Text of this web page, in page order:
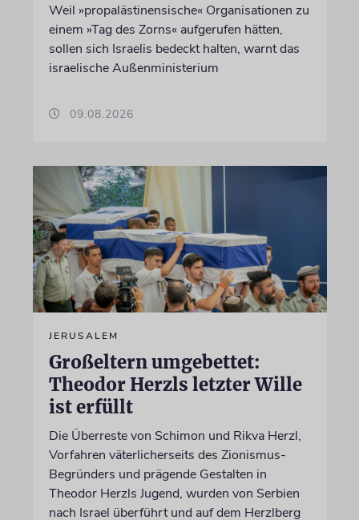
Weil »propalästinensische« Organisationen zu
einem »Tag des Zorns« aufgerufen hätten,
sollen sich Israelis bedeckt halten, warnt das
israelische Außenministerium
09.08.2026
JERUSALEM
Großeltern umgebettet:
Theodor Herzls letzter Wille
ist erfüllt
Die Überreste von Schimon und Rikva Herzl,
Vorfahren väterlicherseits des Zionismus-
Begründers und prägende Gestalten in
Theodor Herzls Jugend, wurden von Serbien
nach Israel überführt und auf dem Herzlberg